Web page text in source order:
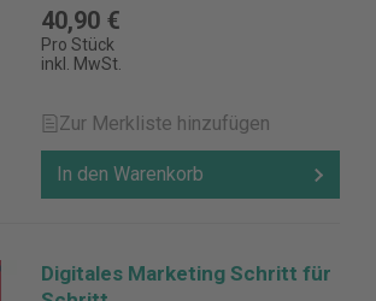
40,90 €
Pro Stück
inkl. MwSt.
Zur Merkliste hinzufügen
In den Warenkorb
Digitales Marketing Schritt für